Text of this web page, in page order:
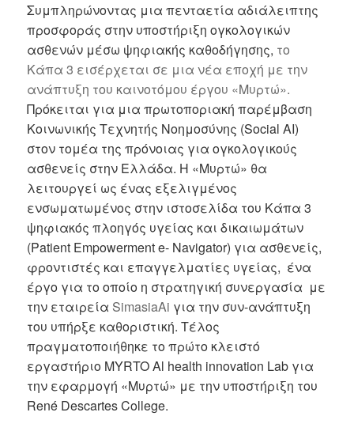
Συμπληρώνοντας μια πενταετία αδιάλειπτης
προσφοράς στην υποστήριξη ογκολογικών
ασθενών μέσω ψηφιακής καθοδήγησης, το
Κάπα 3 εισέρχεται σε μια νέα εποχή με την
ανάπτυξη του καινοτόμου έργου «Μυρτώ».
Πρόκειται για μια πρωτοποριακή παρέμβαση
Κοινωνικής Τεχνητής Νοημοσύνης (Social AI)
στον τομέα της πρόνοιας για ογκολογικούς
ασθενείς στην Ελλάδα. Η «Μυρτώ» θα
λειτουργεί ως ένας εξελιγμένος
ενσωματωμένος στην ιστοσελίδα του Κάπα 3
ψηφιακός πλοηγός υγείας και δικαιωμάτων
(Patient Empowerment e- Navigator) για ασθενείς,
φροντιστές και επαγγελματίες υγείας, ένα
έργο για το οποίο η στρατηγική συνεργασία με
την εταιρεία SimasiaAi για την συν-ανάπτυξη
του υπήρξε καθοριστική.Τέλος
πραγματοποιήθηκε το πρώτο κλειστό
εργαστήριο MYRTO Al health innovation Lab για
την εφαρμογή «Μυρτώ» με την υποστήριξη του
René Descartes College.